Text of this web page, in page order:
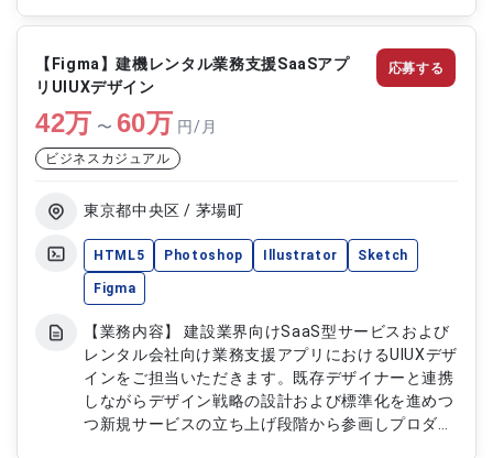
全体の品質向上およびユーザー体験改善に貢献して
いただきます。企画から制作運用まで一貫して関わ
りながらプロダクトの成長に携わっていただきま
す。 【作業内容】 ・既存サイトのデザイン改良対
応 ・新規コンテンツのデザイン制作 ・新規サイト
のデザイン制作対応 ・企画設計から制作運用まで
のデザイン業務
【Figma】建機レンタル業務支援SaaSアプ
リUIUXデザイン
42万 〜 60万 円/月
ビジネスカジュアル
東京都中央区 / 茅場町
HTML5 Photoshop Illustrator Sketch
Figma
【業務内容】 建設業界向けSaaS型サービスおよび
レンタル会社向け業務支援アプリにおけるUIUXデザ
インをご担当いただきます。既存デザイナーと連携
しながらデザイン戦略の設計および標準化を進めつ
つ新規サービスの立ち上げ段階から参画しプロダク
応募する